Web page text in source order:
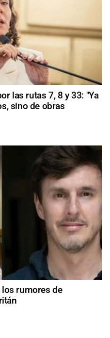
las rutas 7, 8 y 33: "Ya
sino de obras
los rumores de